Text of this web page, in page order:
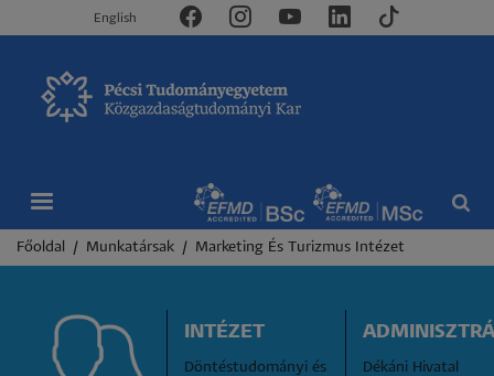
English
Morzsa
Főoldal Munkatársak Marketing És Turizmus Intézet
INTÉZET
Döntéstudományi és
Dékáni Hivatal